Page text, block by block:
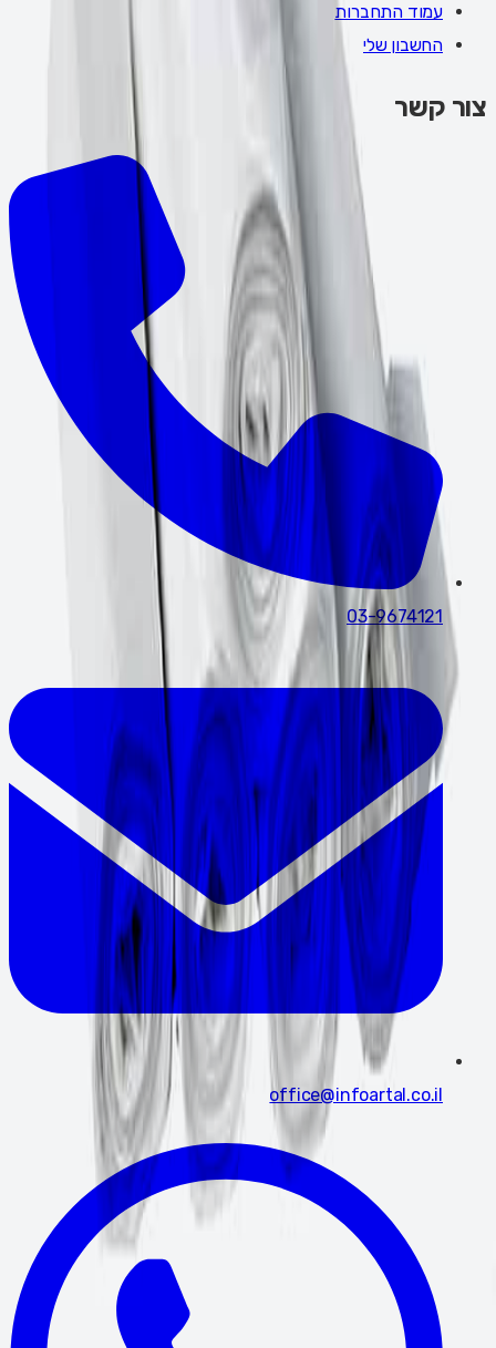
עמוד התחברות
החשבון שלי
צור קשר
03-9674121
office@infoartal.co.il